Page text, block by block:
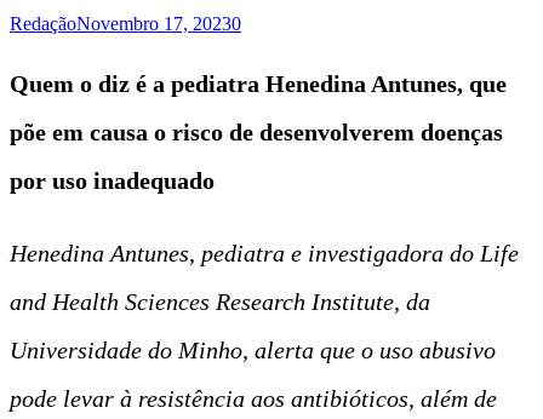
RedaçãoNovembro 17, 20230
Quem o diz é a pediatra Henedina Antunes, que
põe em causa o risco de desenvolverem doenças
por uso inadequado
Henedina Antunes, pediatra e investigadora do Life
and Health Sciences Research Institute, da
Universidade do Minho, alerta que o uso abusivo
pode levar à resistência aos antibióticos, além de